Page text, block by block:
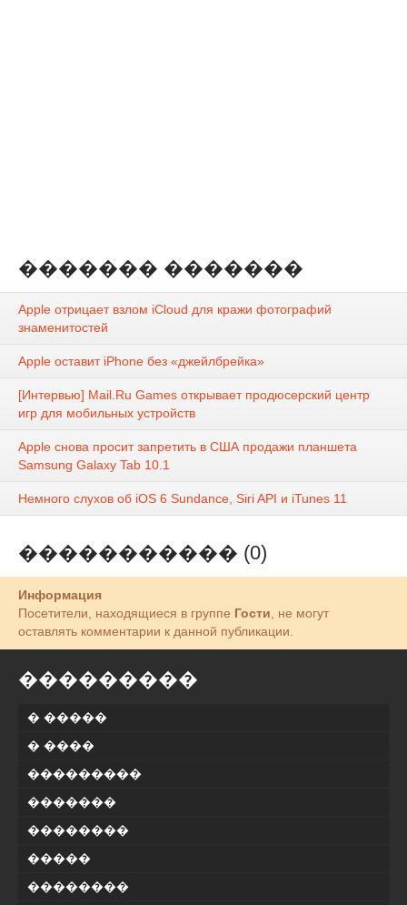
������� �������
Apple отрицает взлом iCloud для кражи фотографий
знаменитостей
Apple оставит iPhone без «джейлбрейка»
[Интервью] Mail.Ru Games открывает продюсерский центр
игр для мобильных устройств
Apple снова просит запретить в США продажи планшета
Samsung Galaxy Tab 10.1
Немного слухов об iOS 6 Sundance, Siri API и iTunes 11
����������� (0)
Информация
Посетители, находящиеся в группе Гости, не могут
оставлять комментарии к данной публикации.
���������
� �����
� ����
���������
�������
��������
�����
��������